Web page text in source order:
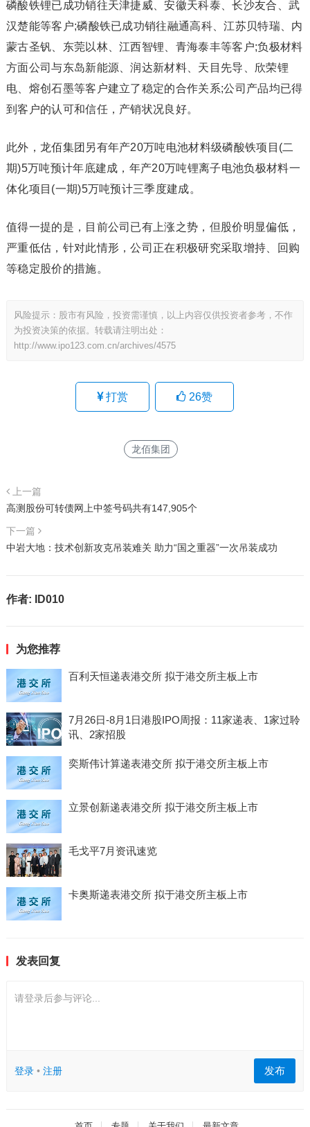
磷酸铁锂已成功销往天津捷威、安徽天科泰、长沙友合、武
汉楚能等客户;磷酸铁已成功销往融通高科、江苏贝特瑞、内
蒙古圣钒、东莞以林、江西智锂、青海泰丰等客户;负极材料
方面公司与东岛新能源、润达新材料、天目先导、欣荣锂
电、熔创石墨等客户建立了稳定的合作关系;公司产品均已得
到客户的认可和信任，产销状况良好。
此外，龙佰集团另有年产20万吨电池材料级磷酸铁项目(二
期)5万吨预计年底建成，年产20万吨锂离子电池负极材料一
体化项目(一期)5万吨预计三季度建成。
值得一提的是，目前公司已有上涨之势，但股价明显偏低，
严重低估，针对此情形，公司正在积极研究采取增持、回购
等稳定股价的措施。
风险提示：股市有风险，投资需谨慎，以上内容仅供投资者参考，不作
为投资决策的依据。转载请注明出处：
http://www.ipo123.com.cn/archives/4575
打赏 26赞
龙佰集团
上一篇
高测股份可转债网上中签号码共有147,905个
下一篇
中岩大地：技术创新攻克吊装难关 助力“国之重器”一次吊装成功
作者: ID010
为您推荐
百利天恒递表港交所 拟于港交所主板上市
7月26日-8月1日港股IPO周报：11家递表、1家过聆
讯、2家招股
奕斯伟计算递表港交所 拟于港交所主板上市
立景创新递表港交所 拟于港交所主板上市
毛戈平7月资讯速览
卡奥斯递表港交所 拟于港交所主板上市
发表回复
请登录后参与评论...
登录• 注册 发布